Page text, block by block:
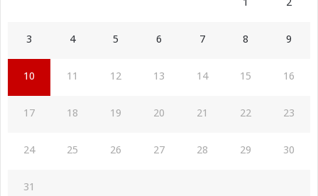
1 2
3 4 5 6 7 8 9
10 11 12 13 14 15 16
17 18 19 20 21 22 23
24 25 26 27 28 29 30
31